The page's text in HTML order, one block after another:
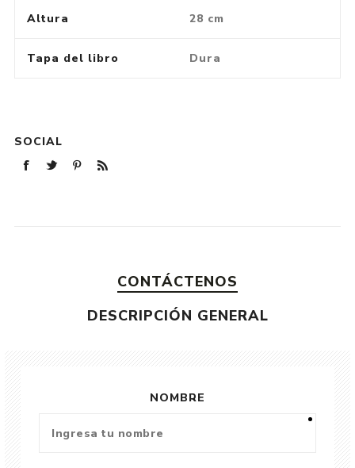
Altura 28 cm
Tapa del libro Dura
SOCIAL
CONTÁCTENOS
DESCRIPCIÓN GENERAL
NOMBRE